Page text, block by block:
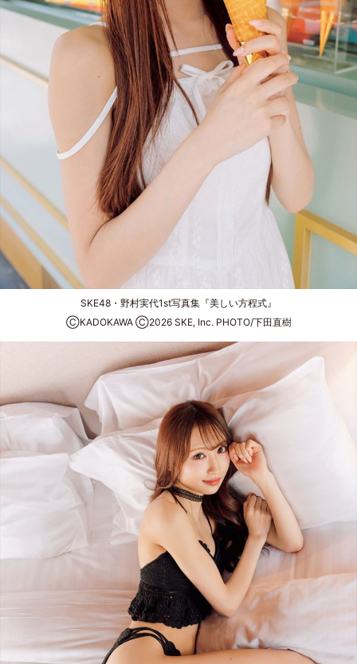
SKE48・野村実代1st写真集『美しい方程式』
ⒸKADOKAWA Ⓒ2026 SKE, Inc. PHOTO/下田直樹